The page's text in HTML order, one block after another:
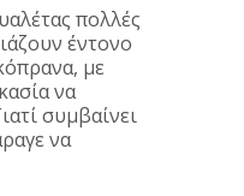
πολλές
έντονο
με
να
συμβαίνει
να